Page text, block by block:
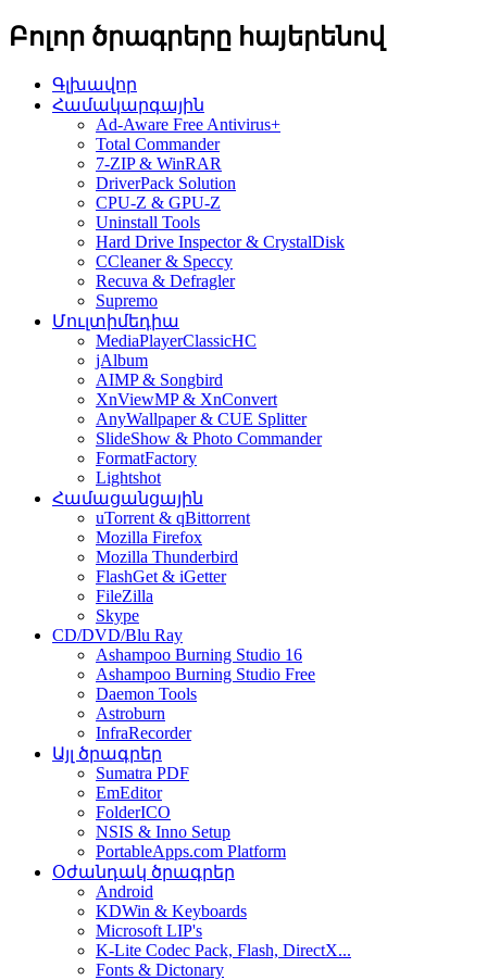
Բոլոր ծրագրերը հայերենով
Գլխավոր
Համակարգային
Ad-Aware Free Antivirus+
Total Commander
7-ZIP & WinRAR
DriverPack Solution
CPU-Z & GPU-Z
Uninstall Tools
Hard Drive Inspector & CrystalDisk
CCleaner & Speccy
Recuva & Defragler
Supremo
Մուլտիմեդիա
MediaPlayerClassicHC
jAlbum
AIMP & Songbird
XnViewMP & XnConvert
AnyWallpaper & CUE Splitter
SlideShow & Photo Commander
FormatFactory
Lightshot
Համացանցային
uTorrent & qBittorrent
Mozilla Firefox
Mozilla Thunderbird
FlashGet & iGetter
FileZilla
Skype
CD/DVD/Blu Ray
Ashampoo Burning Studio 16
Ashampoo Burning Studio Free
Daemon Tools
Astroburn
InfraRecorder
Այլ ծրագրեր
Sumatra PDF
EmEditor
FolderICO
NSIS & Inno Setup
PortableApps.com Platform
Օժանդակ ծրագրեր
Android
KDWin & Keyboards
Microsoft LIP's
K-Lite Codec Pack, Flash, DirectX...
Fonts & Dictonary